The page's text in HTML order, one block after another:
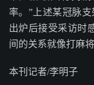
率。”上述某冠脉
出炉后接受采访时
间的关系就像打麻
本刊记者/李明子